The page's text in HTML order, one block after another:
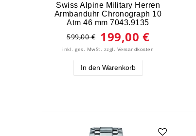
Swiss Alpine Military Herren
Armbanduhr Chronograph 10
Atm 46 mm 7043.9135
599,00 € 199,00 €
inkl. ges. MwSt. zzgl. Versandkosten
In den Warenkorb